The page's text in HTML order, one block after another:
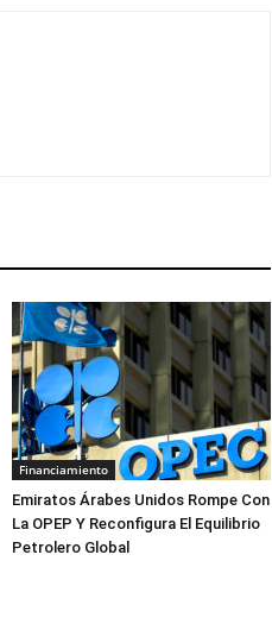
Financiamiento
Emiratos Árabes Unidos Rompe Con
La OPEP Y Reconfigura El Equilibrio
Petrolero Global